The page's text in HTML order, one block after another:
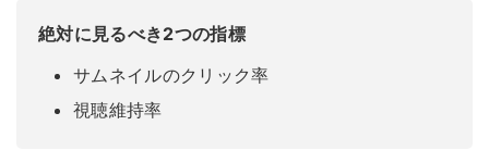
絶対に見るべき2つの指標
サムネイルのクリック率
視聴維持率